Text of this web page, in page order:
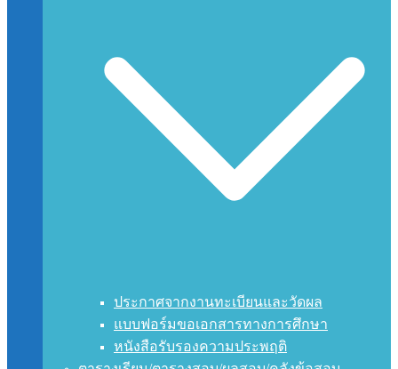
ประกาศจากงานทะเบียนและวัดผล
แบบฟอร์มขอเอกสารทางการศึกษา
หนังสือรับรองความประพฤติ